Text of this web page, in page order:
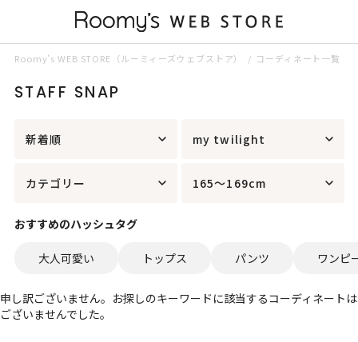
Roomy’s WEB STORE（ルーミィーズウェブストア） コーディネート一覧
STAFF SNAP
新着順 my twilight
カテゴリー 165～169cm
おすすめのハッシュタグ
大人可愛い トップス パンツ ワンピ
申し訳ございません。お探しのキーワードに該当するコーディネートは
ございませんでした。